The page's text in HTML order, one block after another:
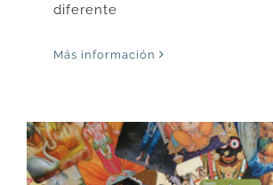
diferente
Más información